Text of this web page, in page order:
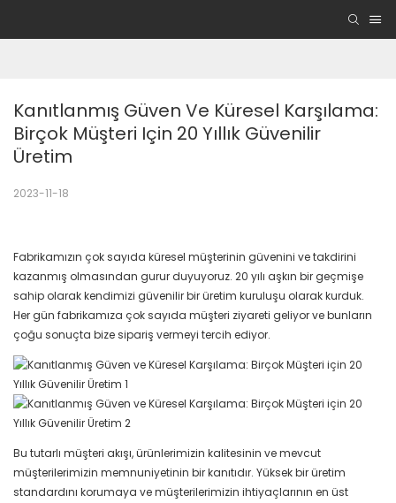
Kanıtlanmış Güven Ve Küresel Karşılama:
Birçok Müşteri Için 20 Yıllık Güvenilir
Üretim
2023-11-18
Fabrikamızın çok sayıda küresel müşterinin güvenini ve takdirini
kazanmış olmasından gurur duyuyoruz. 20 yılı aşkın bir geçmişe
sahip olarak kendimizi güvenilir bir üretim kuruluşu olarak kurduk.
Her gün fabrikamıza çok sayıda müşteri ziyareti geliyor ve bunların
çoğu sonuçta bize sipariş vermeyi tercih ediyor.
Bu tutarlı müşteri akışı, ürünlerimizin kalitesinin ve mevcut
müşterilerimizin memnuniyetinin bir kanıtıdır. Yüksek bir üretim
standardını korumaya ve müşterilerimizin ihtiyaçlarının en üst